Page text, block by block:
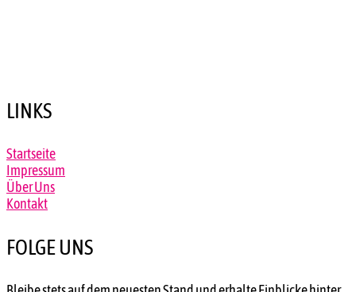
LINKS
Startseite
Impressum
Über Uns
Kontakt
FOLGE UNS